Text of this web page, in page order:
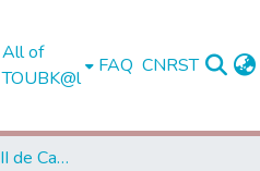
All of
TOUBK@l
FAQ CNRST
Université Hassan II de Casablanca